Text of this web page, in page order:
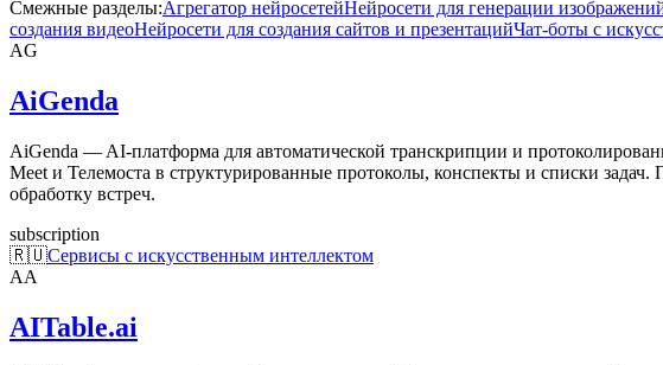
Смежные разделы:Агрегатор нейросетейНейросети для генерации
создания видеоНейросети для создания сайтов и презентацийЧат-боты с
AG
AiGenda
AiGenda — AI-платформа для автоматической транскрипции и
Meet и Телемоста в структурированные протоколы, конспекты и списки
обработку встреч.
subscription
🇷🇺Сервисы с искусственным интеллектом
AA
AITable.ai